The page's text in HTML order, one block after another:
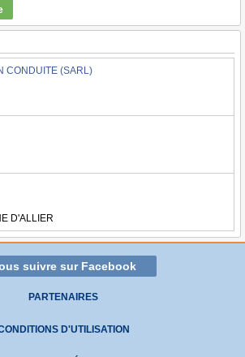
CONDUITE (SARL)
D'ALLIER
suivre sur Facebook
PARTENAIRES
D'UTILISATION